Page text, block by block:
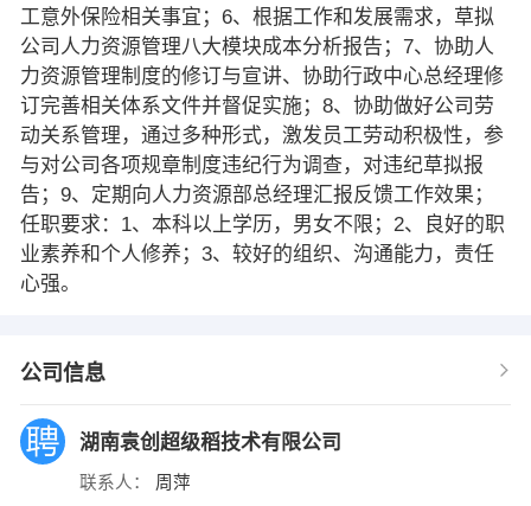
工意外保险相关事宜；6、根据工作和发展需求，草拟
公司人力资源管理八大模块成本分析报告；7、协助人
力资源管理制度的修订与宣讲、协助行政中心总经理修
订完善相关体系文件并督促实施；8、协助做好公司劳
动关系管理，通过多种形式，激发员工劳动积极性，参
与对公司各项规章制度违纪行为调查，对违纪草拟报
告；9、定期向人力资源部总经理汇报反馈工作效果；
任职要求：1、本科以上学历，男女不限；2、良好的职
业素养和个人修养；3、较好的组织、沟通能力，责任
心强。
公司信息
湖南袁创超级稻技术有限公司
联系人： 周萍